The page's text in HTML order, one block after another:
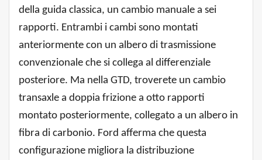
della guida classica, un cambio manuale a sei
rapporti. Entrambi i cambi sono montati
anteriormente con un albero di trasmissione
convenzionale che si collega al differenziale
posteriore. Ma nella GTD, troverete un cambio
transaxle a doppia frizione a otto rapporti
montato posteriormente, collegato a un albero in
fibra di carbonio. Ford afferma che questa
configurazione migliora la distribuzione